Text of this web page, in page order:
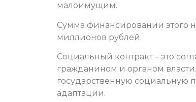
малоимущим.
Сумма финансировании этого
миллионов рублей.
Социальный контракт – это
гражданином и органом
государственную
адаптации.